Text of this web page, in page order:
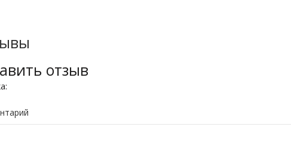
отзыв